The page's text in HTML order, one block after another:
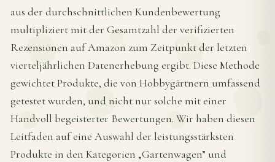
aus der durchschnittlichen Kundenbewertung
multipliziert mit der Gesamtzahl der verifizierten
Rezensionen auf Amazon zum Zeitpunkt der letzten
vierteljährlichen Datenerhebung ergibt. Diese Methode
gewichtet Produkte, die von Hobbygärtnern umfassend
getestet wurden, und nicht nur solche mit einer
Handvoll begeisterter Bewertungen. Wir haben diesen
Leitfaden auf eine Auswahl der leistungsstärksten
Produkte in den Kategorien „Gartenwagen” und